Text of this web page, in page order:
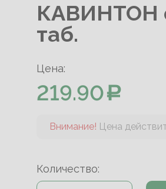
КАВИНТОН
таб.
Цена:
219.90
Внимание! Цена
Количество: